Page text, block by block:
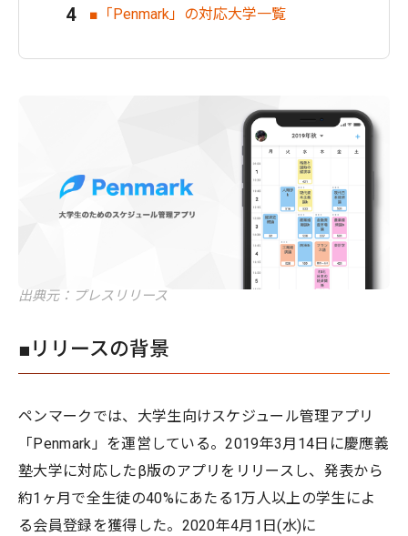
■「Penmark」の対応大学一覧
出典元：プレスリリース
■リリースの背景
ペンマークでは、大学生向けスケジュール管理アプリ
「Penmark」を運営している。2019年3月14日に慶應義
塾大学に対応したβ版のアプリをリリースし、発表から
約1ヶ月で全生徒の40%にあたる1万人以上の学生によ
る会員登録を獲得した。2020年4月1日(水)に